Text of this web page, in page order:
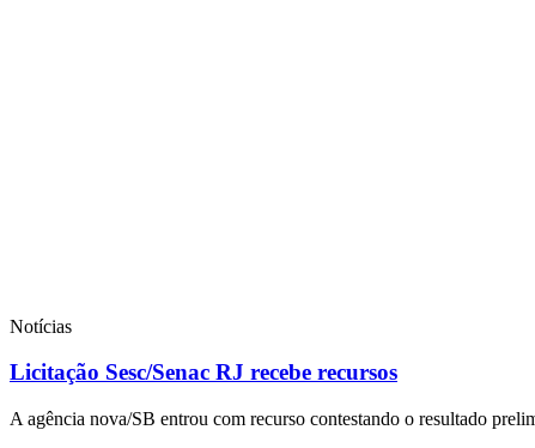
Notícias
Licitação Sesc/Senac RJ recebe recursos
A agência nova/SB entrou com recurso contestando o resultado